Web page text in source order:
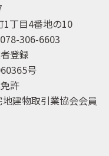
1丁目4番地の10
306-6603
登録
号
許
建物取引業協会会員